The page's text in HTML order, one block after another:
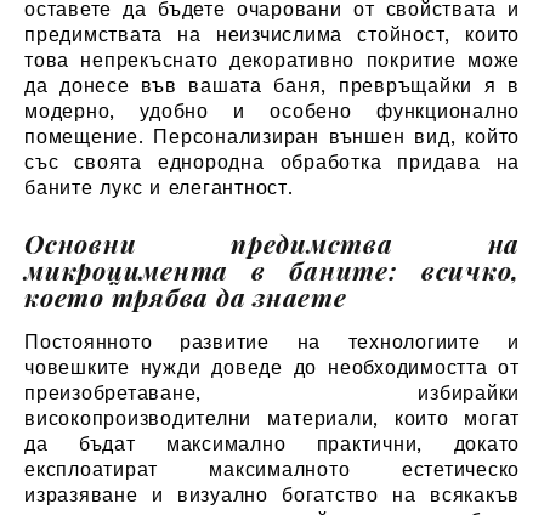
оставете да бъдете очаровани от свойствата и
предимствата на неизчислима стойност, които
това непрекъснато декоративно покритие може
да донесе във вашата баня, превръщайки я в
модерно, удобно и особено функционално
помещение. Персонализиран външен вид, който
със своята еднородна обработка придава на
баните лукс и елегантност.
Основни предимства на
микроцимента в баните: всичко,
което трябва да знаете
Постоянното развитие на технологиите и
човешките нужди доведе до необходимостта от
преизобретаване, избирайки
високопроизводителни материали, които могат
да бъдат максимално практични, докато
експлоатират максималното естетическо
изразяване и визуално богатство на всякакъв